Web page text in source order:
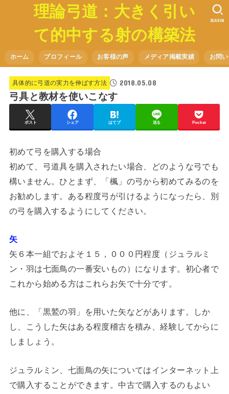
理論弓道：大きく引い
て的中する射の構築法
ホーム プロフィール お客様の声 メディア掲載実績 お問
SEARCH
具体的に弓道の実力を伸ばす方法 2018.05.08
弓具と教材を使いこなす
ポスト シェア はてブ 送る Pocket
初めて弓を購入する場合
初めて、弓道具を購入されたい場合、どのような弓でも
構いません。ひとまず、「楓」の弓から初めてみるのを
お勧めします。ある程度弓が引けるようになったら、別
の弓を購入するようにしてください。
矢
矢６本一組でおよそ１５，０００円程度（ジュラルミ
ン・羽は七面鳥の一番安いもの）になります。初心者で
これから始める方はこれらお矢で十分です。
他に、「黒鷲の羽」を用いた矢などがあります。しか
し、こうした矢はある程度稽古を積み、経験してからに
しましょう。
ジュラルミン、七面鳥の矢についてはインターネット上
で購入することができます。中古で購入するのもよい